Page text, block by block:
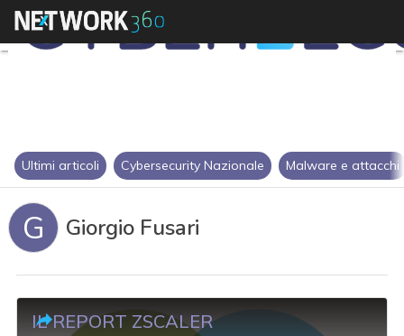
Ultimi articoli Cybersecurity Nazionale Malware e attacchi
G Giorgio Fusari
IL REPORT ZSCALER